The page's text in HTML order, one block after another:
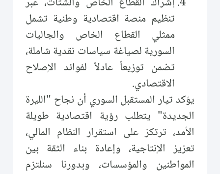
تنظيم منصة اقتصادية وطنية تشمل
ممثلي القطاع الخاص والجاليات
السورية لصياغة سياسات نقدية شاملة،
تضمن توزيعاً عادلاً لفوائد الإصلاح
الاقتصادي.
يؤكد تيار المستقبل السوري أن نجاح "الليرة
الجديدة" يتطلب رؤية اقتصادية طويلة
الأمد، ترتكز على استقرار النظام المالي،
تعزيز الإنتاجية، وإعادة بناء الثقة بين
المواطنين والمؤسسات، وبدورنا سنلتزم